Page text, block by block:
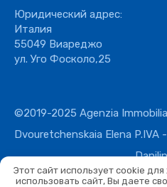
Юридический адрес:
Италия
55049 Виареджо
ул. Уго Фосколо,25
©2019-2025 Agenzia
Dvouretchenskaia Elena P.IVA
Этот сайт использует cookie
использовать сайт, Вы даете